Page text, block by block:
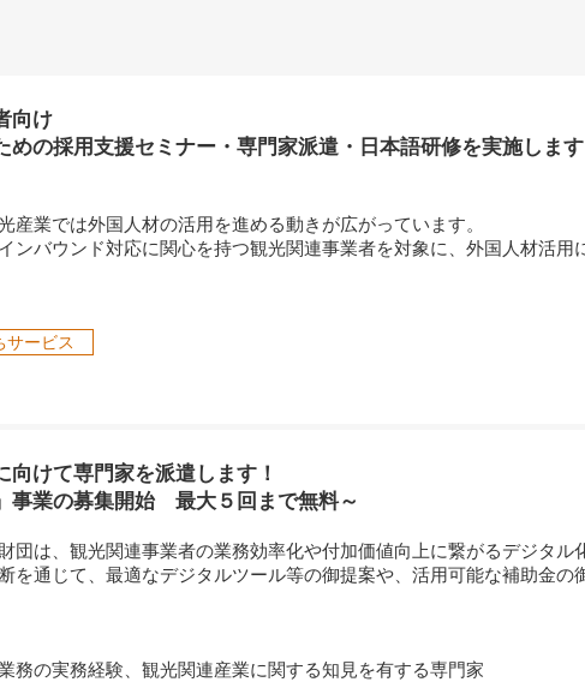
向け
めの採用支援セミナー・専門家派遣・日本語研修を実施します
業では外国人材の活用を進める動きが広がっています。
バウンド対応に関心を持つ観光関連事業者を対象に、外国人材活
サービス
けて専門家を派遣します！
事業の募集開始 最大５回まで無料～
は、観光関連事業者の業務効率化や付加価値向上に繋がるデジタル
通じて、最適なデジタルツール等の御提案や、活用可能な補助金の
務の実務経験、観光関連産業に関する知見を有する専門家